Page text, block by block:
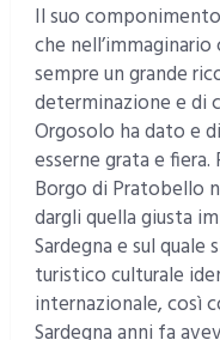
Il suo
che
sempre un grande
determinazione e di
Orgosolo ha dato e
esserne grata e
Borgo di Pratobello
dargli quella giusta
Sardegna e sul
turistico culturale
internazionale, così